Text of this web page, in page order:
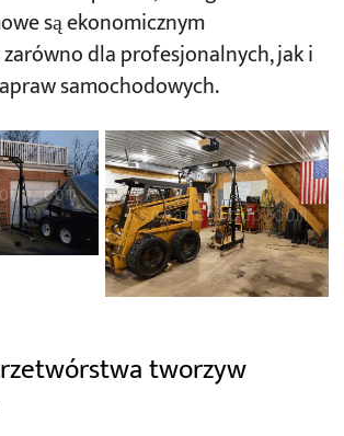
są ekonomicznym
dla profesjonalnych, jak i
samochodowych.
tworzyw